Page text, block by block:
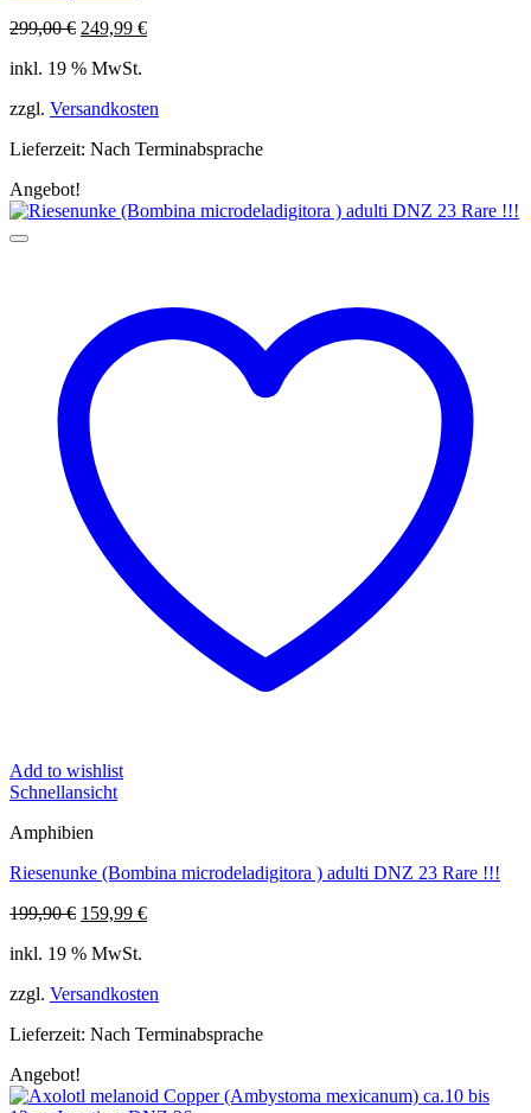
299,00€ Ursprünglicher
war:
249,99 €Aktueller
inkl. 19 % MwSt.
zzgl. Versandkosten
Lieferzeit: Nach Terminabsprache
Angebot!
Add to wishlist
Schnellansicht
Amphibien
Riesenunke (Bombina microdeladigitora ) adulti DNZ 23 Rare !!!
199,90€ Ursprünglicher
war:
159,99 €Aktueller
inkl. 19 % MwSt.
zzgl. Versandkosten
Lieferzeit: Nach Terminabsprache
Angebot!